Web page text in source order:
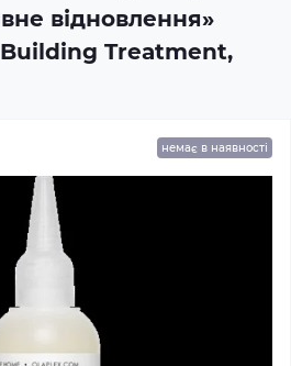
відновлення»
Treatment,
немає в наявності